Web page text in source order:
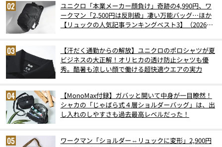
ユニクロ「本業メーカー顔負け」奇跡の4,990円、ワ
ークマン「2,500円は反則級」凄い万能バッグ…ほか
【リュックの人気記事ランキングベスト3】（2026年
【汗だく通勤からの解放】ユニクロのポロシャツが夏
ビジネスの大正解！オリヒカの透け防止シャツも優
秀。酷暑も涼しい顔で働ける超快適ウエアの実力
【MonoMax付録】ガバッと開いて中身が一目瞭然！
シャカの「じゃばら式４層ショルダーバッグ」は、出
し入れのしやすさも過去最高レベルだった！
ワークマン「ショルダー⇔リュックに変形」2,900円